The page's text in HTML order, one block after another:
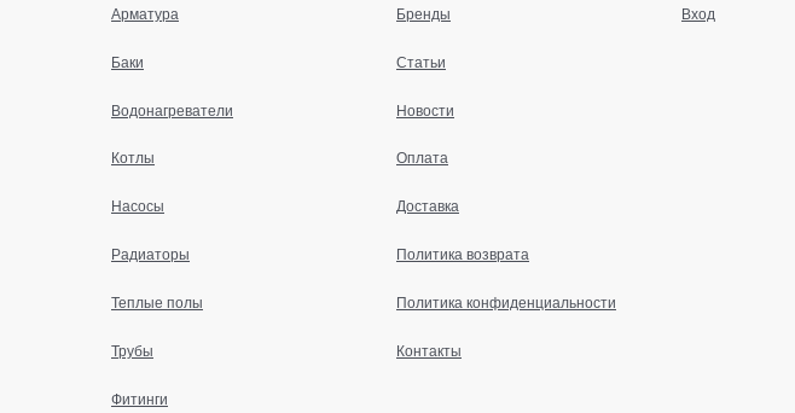
Арматура
Баки
Водонагреватели
Котлы
Насосы
Радиаторы
Теплые полы
Трубы
Фитинги
Бренды
Статьи
Новости
Оплата
Доставка
Политика возврата
Политика конфиденциальности
Контакты
Вход